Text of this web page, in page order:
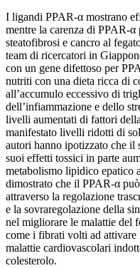
I ligandi PPAR-α mostrano
mentre la carenza di PPAR-α
steatofibrosi e cancro al
team di ricercatori in
con un gene difettoso per
nutriti con una dieta ricca di
all’accumulo eccessivo di
dell’infiammazione e dello
livelli aumentati di fattori
manifestato livelli ridotti di
autori hanno ipotizzato che il
suoi effetti tossici in parte
metabolismo lipidico epatico
dimostrato che il PPAR-α
attraverso la regolazione
e la sovraregolazione della
nel migliorare le malattie del
come i fibrati volti ad
malattie cardiovascolari
colesterolo.